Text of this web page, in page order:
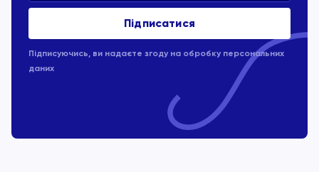
Підписуючись, ви надаєте згоду на обробку персональних
даних